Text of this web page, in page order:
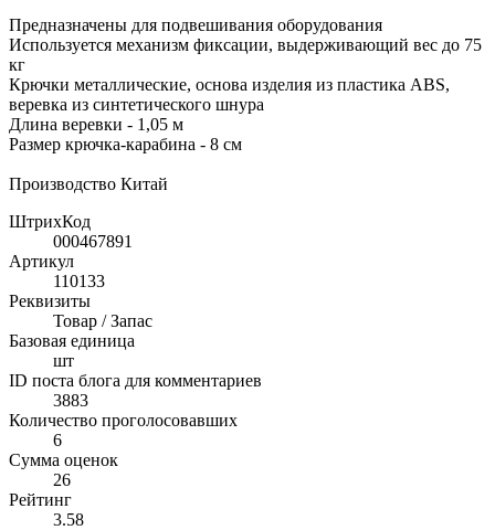
Предназначены для подвешивания оборудования
Используется механизм фиксации, выдерживающий вес до 75
кг
Крючки металлические, основа изделия из пластика ABS,
веревка из синтетического шнура
Длина веревки - 1,05 м
Размер крючка-карабина - 8 см
Производство Китай
ШтрихКод
000467891
Артикул
110133
Реквизиты
Товар / Запас
Базовая единица
шт
ID поста блога для комментариев
3883
Количество проголосовавших
6
Сумма оценок
26
Рейтинг
3.58